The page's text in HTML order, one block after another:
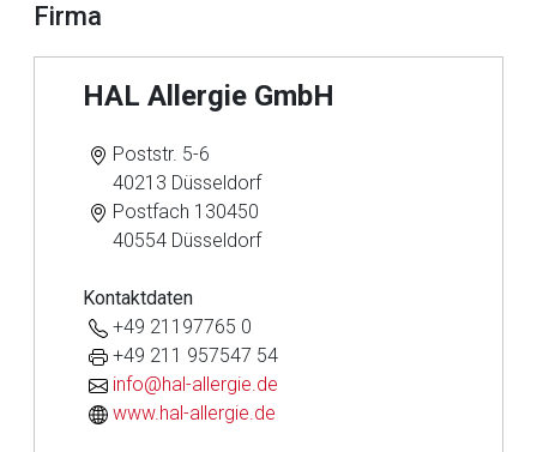
Firma
HAL Allergie GmbH
Poststr. 5-6
40213 Düsseldorf
Postfach 130450
40554 Düsseldorf
Kontaktdaten
+49 21197765 0
+49 211 957547 54
info@hal-allergie.de
www.hal-allergie.de
Aufruf einer externen Seite